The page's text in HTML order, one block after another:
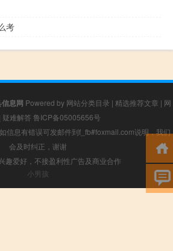
考
息网 Powered by 网站分类目录 | 精选推荐文章 | 网
疑难解答 鲁ICP备05005656号
信息有错误可发邮件到f_fb#foxmail.com说明，我们
会及时纠正，谢谢
趣爱好，不接盈利性广告及商业合作
小男孩